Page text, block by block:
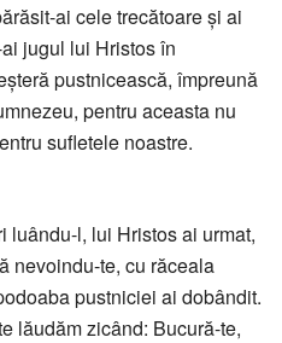
ai cele trecătoare și ai
jugul lui Hristos în
pustnicească, împreună
pentru aceasta nu
sufletele noastre.
luându-l, lui Hristos ai urmat,
nevoindu-te, cu răceala
pustniciei ai dobândit.
lăudăm zicând: Bucură-te,